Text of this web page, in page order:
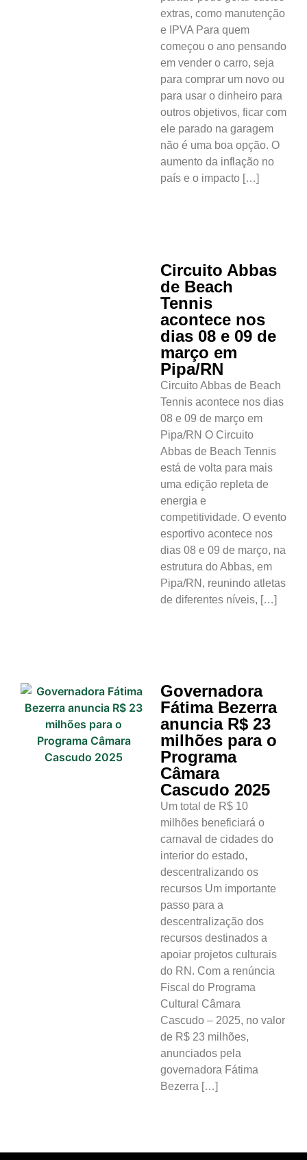
extras, como manutenção
e IPVA Para quem
começou o ano pensando
em vender o carro, seja
para comprar um novo ou
para usar o dinheiro para
outros objetivos, ficar com
ele parado na garagem
não é uma boa opção. O
aumento da inflação no
país e o impacto […]
Circuito Abbas
de Beach
Tennis
acontece nos
dias 08 e 09 de
março em
Pipa/RN
Circuito Abbas de Beach
Tennis acontece nos dias
08 e 09 de março em
Pipa/RN O Circuito
Abbas de Beach Tennis
está de volta para mais
uma edição repleta de
energia e
competitividade. O evento
esportivo acontece nos
dias 08 e 09 de março, na
estrutura do Abbas, em
Pipa/RN, reunindo atletas
de diferentes níveis, […]
Governadora
Fátima Bezerra
anuncia R$ 23
milhões para o
Programa
Câmara
Cascudo 2025
Um total de R$ 10
milhões beneficiará o
carnaval de cidades do
interior do estado,
descentralizando os
recursos Um importante
passo para a
descentralização dos
recursos destinados a
apoiar projetos culturais
do RN. Com a renúncia
Fiscal do Programa
Cultural Câmara
Cascudo – 2025, no valor
de R$ 23 milhões,
anunciados pela
governadora Fátima
Bezerra […]